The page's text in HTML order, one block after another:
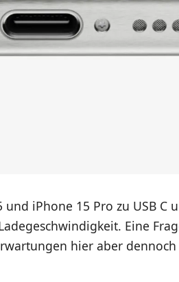
iPhone 15 Pro zu USB C
Eine
hier aber dennoch